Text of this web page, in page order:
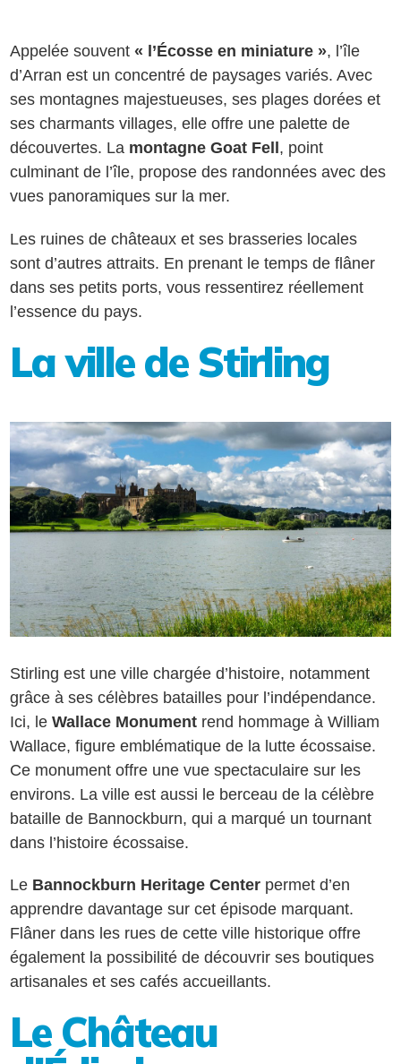
Appelée souvent« l’Écosse en miniature », l’île
d’Arran est un concentré de paysages variés. Avec
ses montagnes majestueuses, ses plages dorées et
ses charmants villages, elle offre une palette de
découvertes. La montagne Goat Fell, point
culminant de l’île, propose des randonnées avec des
vues panoramiques sur la mer.
Les ruines de châteaux et ses brasseries locales
sont d’autres attraits. En prenant le temps de flâner
dans ses petits ports, vous ressentirez réellement
l’essence du pays.
La ville de Stirling
Stirling est une ville chargée d’histoire, notamment
grâce à ses célèbres batailles pour l’indépendance.
Ici, leWallace Monument rend hommage à William
Wallace, figure emblématique de la lutte écossaise.
Ce monument offre une vue spectaculaire sur les
environs. La ville est aussi le berceau de la célèbre
bataille de Bannockburn, qui a marqué un tournant
dans l’histoire écossaise.
Le Bannockburn Heritage Center permet d’en
apprendre davantage sur cet épisode marquant.
Flâner dans les rues de cette ville historique offre
également la possibilité de découvrir ses boutiques
artisanales et ses cafés accueillants.
Le Château